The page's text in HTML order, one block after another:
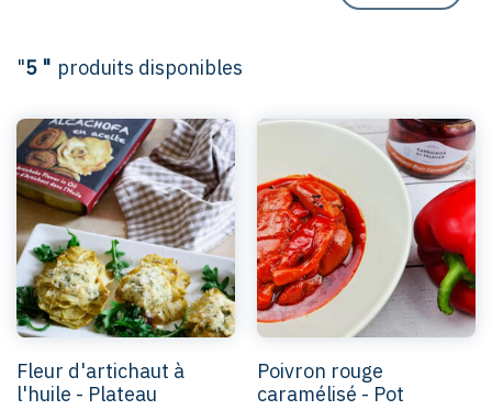
"5 " produits disponibles
Fleur d'artichaut à
l'huile - Plateau
Poivron rouge
caramélisé - Pot